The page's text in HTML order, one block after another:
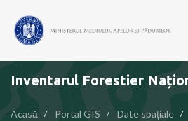
Inventarul Forestier
Acasă Portal GIS
Date spațiale